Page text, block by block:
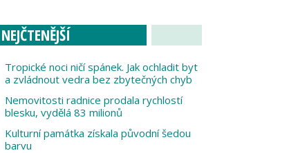
NEJČTENĚJŠÍ
Tropické noci ničí spánek. Jak ochladit byt
a zvládnout vedra bez zbytečných chyb
Nemovitosti radnice prodala rychlostí
blesku, vydělá 83 milionů
Kulturní památka získala původní šedou
barvu